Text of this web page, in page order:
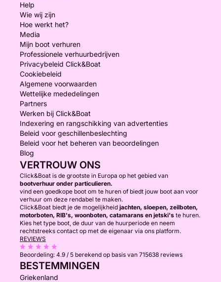
Help
Wie wij zijn
Hoe werkt het?
Media
Mijn boot verhuren
Professionele verhuurbedrijven
Privacybeleid Click&Boat
Cookiebeleid
Algemene voorwaarden
Wettelijke mededelingen
Partners
Werken bij Click&Boat
Indexering en rangschikking van advertenties
Beleid voor geschillenbeslechting
Beleid voor het beheren van beoordelingen
Blog
VERTROUW ONS
Click&Boat is de grootste in Europa op het gebied van
bootverhuur onder particulieren.
vind een goedkope boot om te huren of biedt jouw boot aan voor
verhuur om deze rendabel te maken.
Click&Boat biedt je de mogelijkheid jachten, sloepen, zeilboten,
motorboten, RIB's, woonboten, catamarans en jetski's te huren.
Kies het type boot, de duur van de huurperiode en neem
rechtstreeks contact op met de eigenaar via ons platform.
REVIEWS
Beoordeling: 4.9 / 5 berekend op basis van 715638 reviews
BESTEMMINGEN
Griekenland